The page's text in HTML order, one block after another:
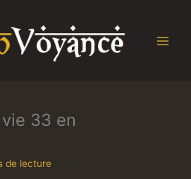
33 en
de lecture